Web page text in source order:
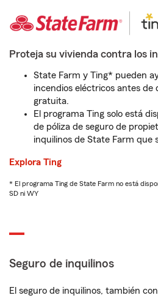
Proteja su vivienda contra los
State Farm y Ting* pueden
incendios eléctricos antes
gratuita.
El programa Ting solo está
de póliza de seguro de
inquilinos de State Farm que
Explora Ting
* El programa Ting de State Farm no está
SD ni WY
Seguro de inquilinos
El seguro de inquilinos, también